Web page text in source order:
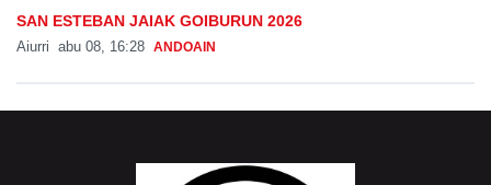
SAN ESTEBAN JAIAK GOIBURUN 2026
Aiurri abu 08, 16:28 ANDOAIN